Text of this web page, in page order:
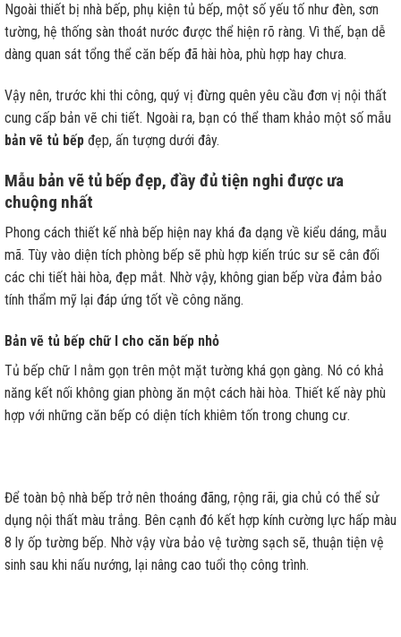
Ngoài thiết bị nhà bếp, phụ kiện tủ bếp, một số yếu tố như đèn, sơn
tường, hệ thống sàn thoát nước được thể hiện rõ ràng. Vì thế, bạn dễ
dàng quan sát tổng thể căn bếp đã hài hòa, phù hợp hay chưa.
Vậy nên, trước khi thi công, quý vị đừng quên yêu cầu đơn vị nội thất
cung cấp bản vẽ chi tiết. Ngoài ra, bạn có thể tham khảo một số mẫu
bản vẽ tủ bếp đẹp, ấn tượng dưới đây.
Mẫu bản vẽ tủ bếp đẹp, đầy đủ tiện nghi được ưa
chuộng nhất
Phong cách thiết kế nhà bếp hiện nay khá đa dạng về kiểu dáng, mẫu
mã. Tùy vào diện tích phòng bếp sẽ phù hợp kiến trúc sư sẽ cân đối
các chi tiết hài hòa, đẹp mắt. Nhờ vậy, không gian bếp vừa đảm bảo
tính thẩm mỹ lại đáp ứng tốt về công năng.
Bản vẽ tủ bếp chữ I cho căn bếp nhỏ
Tủ bếp chữ I nằm gọn trên một mặt tường khá gọn gàng. Nó có khả
năng kết nối không gian phòng ăn một cách hài hòa. Thiết kế này phù
hợp với những căn bếp có diện tích khiêm tốn trong chung cư.
Để toàn bộ nhà bếp trở nên thoáng đãng, rộng rãi, gia chủ có thể sử
dụng nội thất màu trắng. Bên cạnh đó kết hợp kính cường lực hấp màu
8 ly ốp tường bếp. Nhờ vậy vừa bảo vệ tường sạch sẽ, thuận tiện vệ
sinh sau khi nấu nướng, lại nâng cao tuổi thọ công trình.